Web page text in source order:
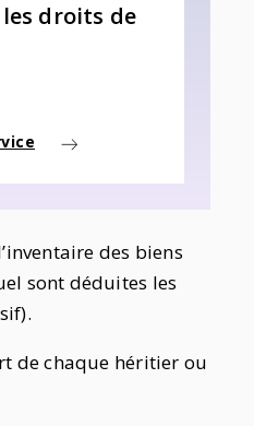
droits de
des biens
sont déduites les
de chaque héritier ou